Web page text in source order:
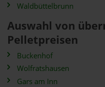
Waldbüttelbrunn
Auswahl von
Pelletpreisen
Buckenhof
Wolfratshausen
Gars am Inn